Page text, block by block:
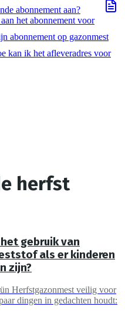
abonnement aan?
het abonnement voor
abonnement op gazonmest
kan ik het afleveradres voor
herfst
gebruik van
als er kinderen
zijn?
Herfstgazonmest veilig voor
dingen in gedachten houdt: